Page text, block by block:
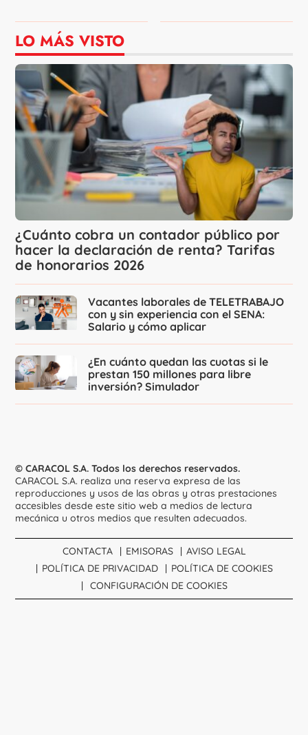
LO MÁS VISTO
¿Cuánto cobra un contador público por
hacer la declaración de renta? Tarifas
de honorarios 2026
Vacantes laborales de TELETRABAJO
con y sin experiencia con el SENA:
Salario y cómo aplicar
¿En cuánto quedan las cuotas si le
prestan 150 millones para libre
inversión? Simulador
© CARACOL S.A. Todos los derechos reservados.
CARACOL S.A. realiza una reserva expresa de las
reproducciones y usos de las obras y otras prestaciones
accesibles desde este sitio web a medios de lectura
mecánica u otros medios que resulten adecuados.
CONTACTA EMISORAS
AVISO LEGAL
POLÍTICA DE PRIVACIDAD
POLÍTICA DE COOKIES
CONFIGURACIÓN DE COOKIES